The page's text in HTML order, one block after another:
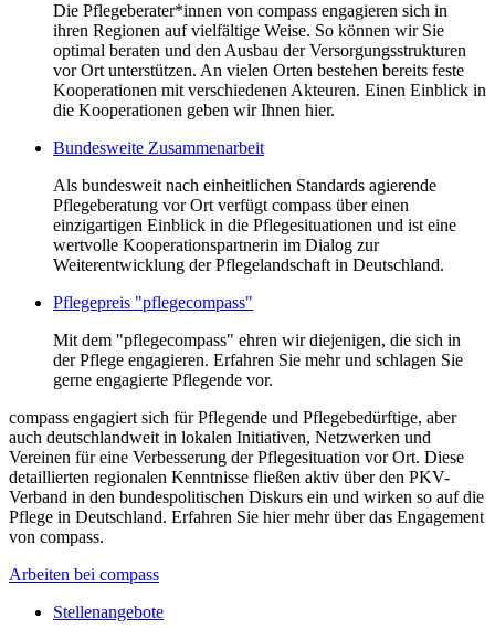
Die Pflegeberater*innen von compass engagieren sich in
ihren Regionen auf vielfältige Weise. So können wir Sie
optimal beraten und den Ausbau der Versorgungsstrukturen
vor Ort unterstützen. An vielen Orten bestehen bereits feste
Kooperationen mit verschiedenen Akteuren. Einen Einblick in
die Kooperationen geben wir Ihnen hier.
Bundesweite Zusammenarbeit
Als bundesweit nach einheitlichen Standards agierende
Pflegeberatung vor Ort verfügt compass über einen
einzigartigen Einblick in die Pflegesituationen und ist eine
wertvolle Kooperationspartnerin im Dialog zur
Weiterentwicklung der Pflegelandschaft in Deutschland.
Pflegepreis "pflegecompass"
Mit dem "pflegecompass" ehren wir diejenigen, die sich in
der Pflege engagieren. Erfahren Sie mehr und schlagen Sie
gerne engagierte Pflegende vor.
compass engagiert sich für Pflegende und Pflegebedürftige, aber
auch deutschlandweit in lokalen Initiativen, Netzwerken und
Vereinen für eine Verbesserung der Pflegesituation vor Ort. Diese
detaillierten regionalen Kenntnisse fließen aktiv über den PKV-
Verband in den bundespolitischen Diskurs ein und wirken so auf die
Pflege in Deutschland. Erfahren Sie hier mehr über das Engagement
von compass.
Arbeiten bei compass
Stellenangebote